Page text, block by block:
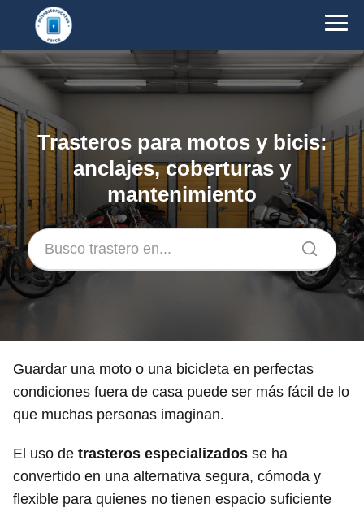
Trasteros para motos y bicis:
anclajes, coberturas y
mantenimiento
Guardar una moto o una bicicleta en perfectas
condiciones fuera de casa puede ser más fácil de lo
que muchas personas imaginan.
El uso de trasteros especializados se ha
convertido en una alternativa segura, cómoda y
flexible para quienes no tienen espacio suficiente